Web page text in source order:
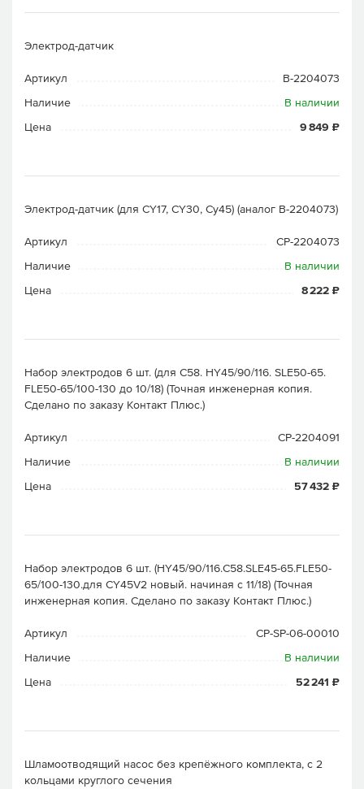
Электрод-датчик
Артикул
B-2204073
Наличие
В наличии
Цена
9 849 ₽
Электрод-датчик (для CY17, CY30, Cy45) (аналог B-2204073)
Артикул
CP-2204073
Наличие
В наличии
Цена
8 222 ₽
Набор электродов 6 шт. (для С58. HY45/90/116. SLE50-65.
FLE50-65/100-130 до 10/18) (Точная инженерная копия.
Cделано по заказу Контакт Плюс.)
Артикул
CP-2204091
Наличие
В наличии
Цена
57 432 ₽
Набор электродов 6 шт. (HY45/90/116.C58.SLE45-65.FLE50-
65/100-130.для CY45V2 новый. начиная с 11/18) (Точная
инженерная копия. Cделано по заказу Контакт Плюс.)
Артикул
CP-SP-06-00010
Наличие
В наличии
Цена
52 241 ₽
Шламоотводящий насос без крепёжного комплекта, с 2
кольцами круглого сечения